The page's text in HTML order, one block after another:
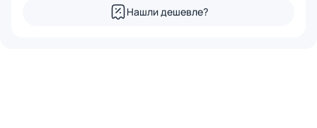
Нашли дешевле?